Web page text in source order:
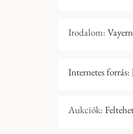
Irodalom:
Internetes forrás:
Aukciók: